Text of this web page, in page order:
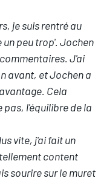
je suis rentré au
peu trop'. Jochen
J'ai
avant, et Jochen a
Cela
pas, l'équilibre de la
vite, j'ai fait un
content
sourire sur le muret